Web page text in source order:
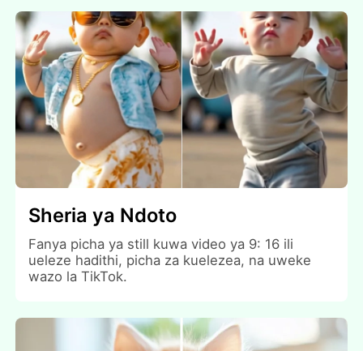
Sheria ya Ndoto
Fanya picha ya still kuwa video ya 9: 16 ili
ueleze hadithi, picha za kuelezea, na uweke
wazo la TikTok.